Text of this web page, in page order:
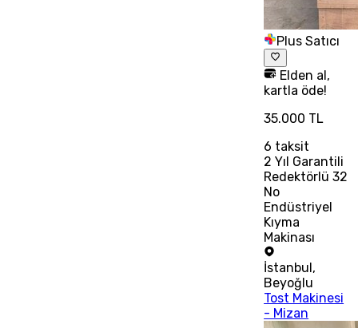
Plus Satıcı
Elden al,
kartla öde!
35.000 TL
6 taksit
2 Yıl Garantili
Redektörlü 32
No
Endüstriyel
Kıyma
Makinası
İstanbul,
Beyoğlu
Tost Makinesi
- Mizan